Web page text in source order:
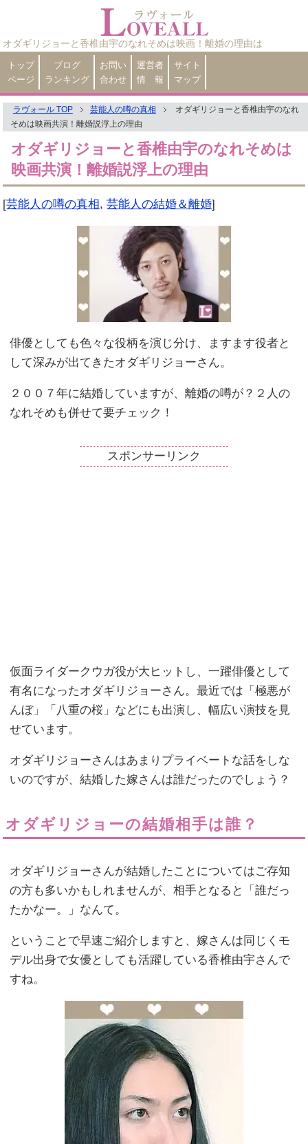
オダギリジョーと香椎由宇のなれそめは映画！離婚の理由は
トップ
ページ
ブログ
ランキング
お問い
合わせ
運営者
情 報
サイト
マップ
ラヴォール TOP 芸能人の噂の真相
オダギリジョーと香椎由宇のなれ
そめは映画共演！離婚説浮上の理由
オダギリジョーと香椎由宇のなれそめは
映画共演！離婚説浮上の理由
[芸能人の噂の真相,芸能人の結婚＆離婚]
俳優としても色々な役柄を演じ分け、ますます役者と
して深みが出てきたオダギリジョーさん。
２００７年に結婚していますが、離婚の噂が？２人の
なれそめも併せて要チェック！
スポンサーリンク
仮面ライダークウガ役が大ヒットし、一躍俳優として
有名になったオダギリジョーさん。最近では「極悪が
んぼ」「八重の桜」などにも出演し、幅広い演技を見
せています。
オダギリジョーさんはあまりプライベートな話をしな
いのですが、結婚した嫁さんは誰だったのでしょう？
オダギリジョーの結婚相手は誰？
オダギリジョーさんが結婚したことについてはご存知
の方も多いかもしれませんが、相手となると「誰だっ
たかなー。」なんて。
ということで早速ご紹介しますと、嫁さんは同じくモ
デル出身で女優としても活躍している香椎由宇さんで
すね。